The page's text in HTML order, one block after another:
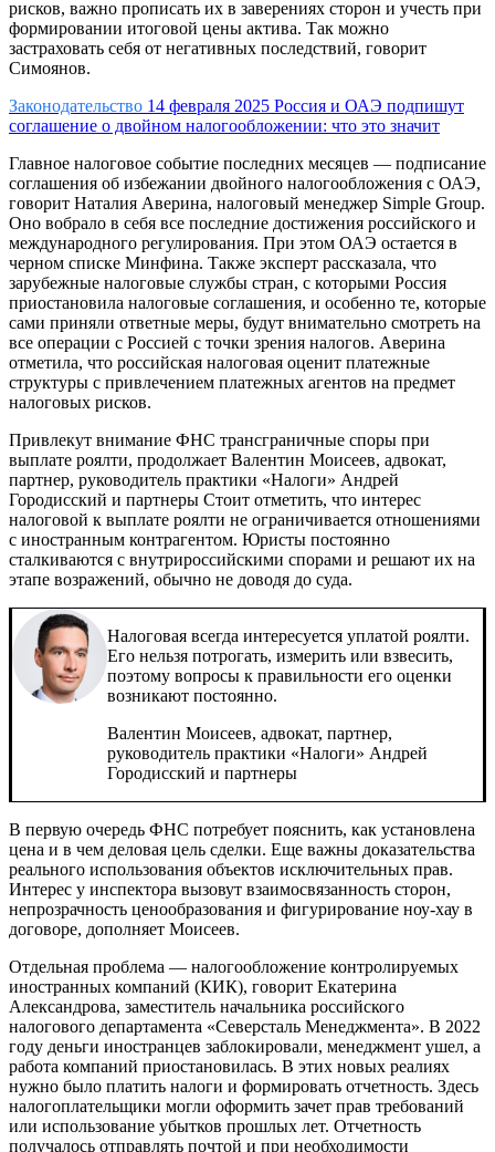
рисков, важно прописать их в заверениях сторон и учесть при
формировании итоговой цены актива. Так можно
застраховать себя от негативных последствий, говорит
Симоянов.
Законодательство 14 февраля 2025 Россия и ОАЭ подпишут
соглашение о двойном налогообложении: что это значит
Главное налоговое событие последних месяцев — подписание
соглашения об избежании двойного налогообложения с ОАЭ,
говорит Наталия Аверина, налоговый менеджер Simple Group.
Оно вобрало в себя все последние достижения российского и
международного регулирования. При этом ОАЭ остается в
черном списке Минфина. Также эксперт рассказала, что
зарубежные налоговые службы стран, с которыми Россия
приостановила налоговые соглашения, и особенно те, которые
сами приняли ответные меры, будут внимательно смотреть на
все операции с Россией с точки зрения налогов. Аверина
отметила, что российская налоговая оценит платежные
структуры с привлечением платежных агентов на предмет
налоговых рисков.
Привлекут внимание ФНС трансграничные споры при
выплате роялти, продолжает Валентин Моисеев, адвокат,
партнер, руководитель практики «Налоги» Андрей
Городисский и партнеры Стоит отметить, что интерес
налоговой к выплате роялти не ограничивается отношениями
с иностранным контрагентом. Юристы постоянно
сталкиваются с внутрироссийскими спорами и решают их на
этапе возражений, обычно не доводя до суда.
Налоговая всегда интересуется уплатой роялти.
Его нельзя потрогать, измерить или взвесить,
поэтому вопросы к правильности его оценки
возникают постоянно.
Валентин Моисеев, адвокат, партнер,
руководитель практики «Налоги» Андрей
Городисский и партнеры
В первую очередь ФНС потребует пояснить, как установлена
цена и в чем деловая цель сделки. Еще важны доказательства
реального использования объектов исключительных прав.
Интерес у инспектора вызовут взаимосвязанность сторон,
непрозрачность ценообразования и фигурирование ноу-хау в
договоре, дополняет Моисеев.
Отдельная проблема — налогообложение контролируемых
иностранных компаний (КИК), говорит Екатерина
Александрова, заместитель начальника российского
налогового департамента «Северсталь Менеджмента». В 2022
году деньги иностранцев заблокировали, менеджмент ушел, а
работа компаний приостановилась. В этих новых реалиях
нужно было платить налоги и формировать отчетность. Здесь
налогоплательщики могли оформить зачет прав требований
или использование убытков прошлых лет. Отчетность
получалось отправлять почтой и при необходимости